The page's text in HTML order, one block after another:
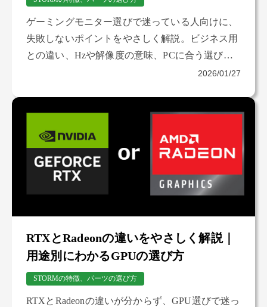
ゲーミングモニター選びで迷っている人向けに、
失敗しないポイントをやさしく解説。ビジネス用
との違い、Hzや解像度の意味、PCに合う選び方
まで、購入前に知っておきたい基礎をまとめまし
2026/01/27
RTXとRadeonの違いをやさしく解説｜
用途別にわかるGPUの選び方
STORMの特徴、パーツの選び方
RTXとRadeonの違いが分からず、GPU選びで迷っ